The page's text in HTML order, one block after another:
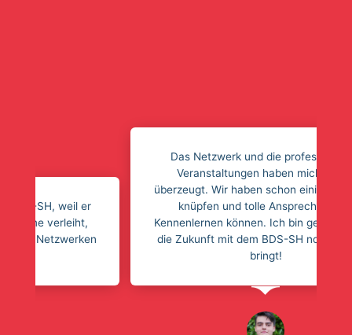
Das Netzwerk und die professionellen
Veranstaltungen haben mich sofort
überzeugt. Wir haben schon einige Kontakte
knüpfen und tolle Ansprechpartner
Kennenlernen können. Ich bin gespannt was
die Zukunft mit dem BDS-SH noch mit sich